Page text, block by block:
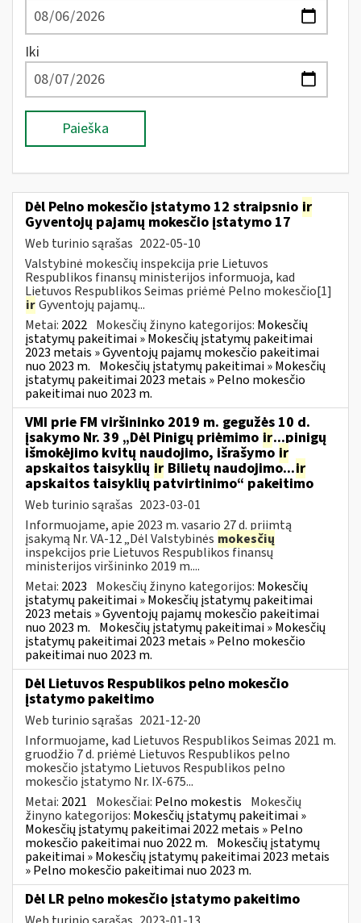
Iki
Paieška
Dėl Pelno mokesčio įstatymo 12 straipsnio ir
Gyventojų pajamų mokesčio įstatymo 17
Web turinio sąrašas 2022-05-10
Valstybinė mokesčių inspekcija prie Lietuvos
Respublikos finansų ministerijos informuoja, kad
Lietuvos Respublikos Seimas priėmė Pelno mokesčio[1]
irGyventojų pajamų...
Metai: 2022 Mokesčių žinyno kategorijos: Mokesčių
įstatymų pakeitimai » Mokesčių įstatymų pakeitimai
2023 metais » Gyventojų pajamų mokesčio pakeitimai
nuo 2023 m. Mokesčių įstatymų pakeitimai » Mokesčių
įstatymų pakeitimai 2023 metais » Pelno mokesčio
pakeitimai nuo 2023 m.
VMI prie FM viršininko 2019 m. gegužės 10 d.
įsakymo Nr. 39 „Dėl Pinigų priėmimo ir...pinigų
išmokėjimo kvitų naudojimo, išrašymo ir
apskaitos taisyklių ir Bilietų naudojimo...ir
apskaitos taisyklių patvirtinimo“ pakeitimo
Web turinio sąrašas 2023-03-01
Informuojame, apie 2023 m. vasario 27 d. priimtą
įsakymą Nr. VA-12 „Dėl Valstybinės mokesčių
inspekcijos prie Lietuvos Respublikos finansų
ministerijos viršininko 2019 m....
Metai: 2023 Mokesčių žinyno kategorijos: Mokesčių
įstatymų pakeitimai » Mokesčių įstatymų pakeitimai
2023 metais » Gyventojų pajamų mokesčio pakeitimai
nuo 2023 m. Mokesčių įstatymų pakeitimai » Mokesčių
įstatymų pakeitimai 2023 metais » Pelno mokesčio
pakeitimai nuo 2023 m.
Dėl Lietuvos Respublikos pelno mokesčio
įstatymo pakeitimo
Web turinio sąrašas 2021-12-20
Informuojame, kad Lietuvos Respublikos Seimas 2021 m.
gruodžio 7 d. priėmė Lietuvos Respublikos pelno
mokesčio įstatymo Lietuvos Respublikos pelno
mokesčio įstatymo Nr. IX-675...
Metai: 2021 Mokesčiai: Pelno mokestis Mokesčių
žinyno kategorijos: Mokesčių įstatymų pakeitimai »
Mokesčių įstatymų pakeitimai 2022 metais » Pelno
mokesčio pakeitimai nuo 2022 m. Mokesčių įstatymų
pakeitimai » Mokesčių įstatymų pakeitimai 2023 metais
» Pelno mokesčio pakeitimai nuo 2023 m.
Dėl LR pelno mokesčio įstatymo pakeitimo